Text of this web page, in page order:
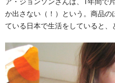
か出さない（！）という。商品
ている日本で生活をしていると、